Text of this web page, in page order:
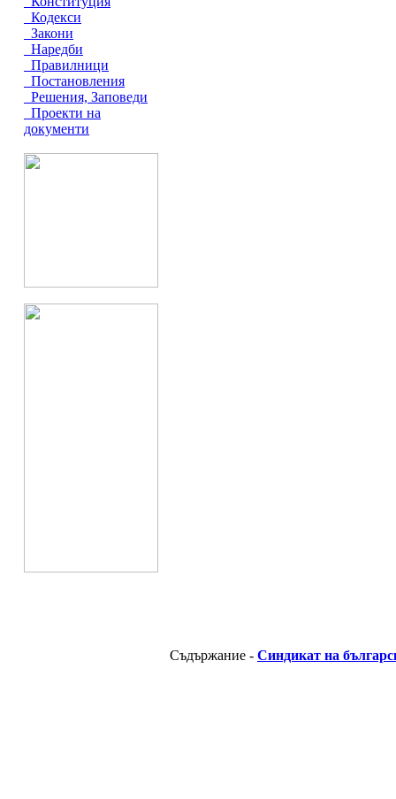
Кодекси
Закони
Наредби
Правилници
Постановления
Решения, Заповеди
Проекти на
документи
Съдържание - Синдикат на